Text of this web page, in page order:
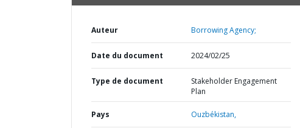
Auteur Borrowing Agency;
Date du document 2024/02/25
Type de document
Stakeholder Engagement
Plan
Pays Ouzbékistan,